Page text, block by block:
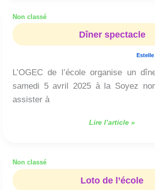
Non classé
Dîner spectacle
Estelle
L’OGEC de l’école organise un
samedi 5 avril 2025 à la Soyez
assister à
Lire l’article »
Non classé
Loto de l’école
de